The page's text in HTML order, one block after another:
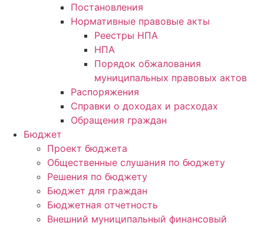
Постановления
Нормативные правовые акты
Реестры НПА
НПА
Порядок обжалования
муниципальных правовых актов
Распоряжения
Справки о доходах и расходах
Обращения граждан
Бюджет
Проект бюджета
Общественные слушания по бюджету
Решения по бюджету
Бюджет для граждан
Бюджетная отчетность
Внешний муниципальный финансовый